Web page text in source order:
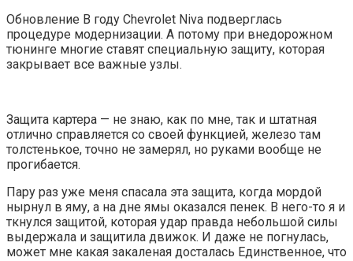
Обновление В году Chevrolet Niva подверглась
процедуре модернизации. А потому при внедорожном
тюнинге многие ставят специальную защиту, которая
закрывает все важные узлы.
Защита картера — не знаю, как по мне, так и штатная
отлично справляется со своей функцией, железо там
толстенькое, точно не замерял, но руками вообще не
прогибается.
Пару раз уже меня спасала эта защита, когда мордой
нырнул в яму, а на дне ямы оказался пенек. В него-то я и
ткнулся защитой, которая удар правда небольшой силы
выдержала и защитила движок. И даже не погнулась,
может мне какая закаленая досталась Единственное, что